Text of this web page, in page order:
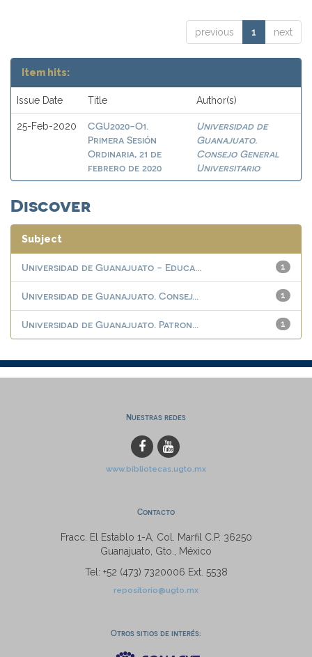
previous 1 next
Item hits:
Issue Date Title Author(s)
25-Feb-2020
CGU2020-O1.
Primera Sesión
Ordinaria, 21 de
febrero de 2020
Universidad de
Guanajuato.
Consejo General
Universitario
Discover
Subject
1
Universidad de Guanajuato - Educa...
1
Universidad de Guanajuato. Consej...
1
Universidad de Guanajuato. Patron...
Nuestras redes
www.bibliotecas.ugto.mx
Contacto
Fracc. El Establo 1-A, Col. Marfil C.P. 36250
Guanajuato, Gto., México
Tel: +52 (473) 7320006 Ext. 5538
repositorio@ugto.mx
Otros sitios de interés: